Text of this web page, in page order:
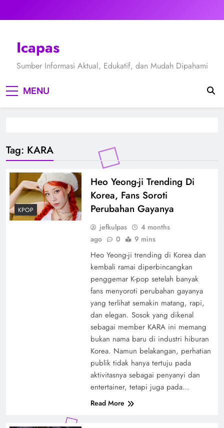
to
Icapas
Sumber Informasi Aktual, Edukatif, dan Mudah Dipahami
MENU
Tag: KARA
KPOP
Heo Yeong-ji Trending Di
Korea, Fans Soroti
Perubahan Gayanya
jefkulpas
4 months
ago
0 9 mins
Heo Yeong-ji trending di Korea dan
kembali ramai diperbincangkan
penggemar K-pop setelah banyak
fans menyoroti perubahan gayanya
yang terlihat semakin matang, rapi,
dan elegan. Sosok yang dikenal
sebagai member KARA ini memang
bukan nama baru di industri hiburan
Korea. Namun belakangan, perhatian
publik tidak hanya tertuju pada
aktivitasnya sebagai penyanyi dan
entertainer, tetapi juga pada…
Read More